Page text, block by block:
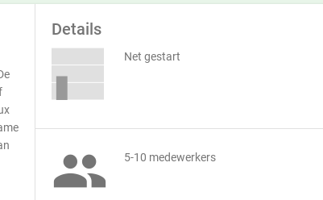
Details
Net gestart
 5-10 medewerkers